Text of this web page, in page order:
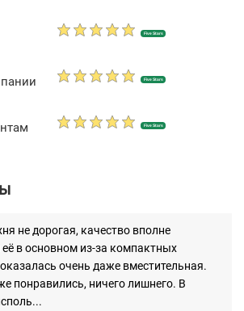
Five Stars
Five Stars
Five Stars
не дорогая, качество вполне
в основном из-за компактных
очень даже вместительная.
понравились, ничего лишнего. В